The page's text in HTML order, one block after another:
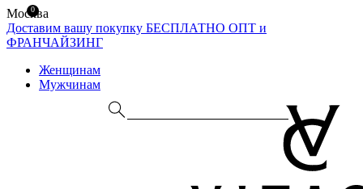
Москва
Доставим вашу покупку БЕСПЛАТНО ОПТ и
ФРАНЧАЙЗИНГ
Женщинам
Мужчинам
0